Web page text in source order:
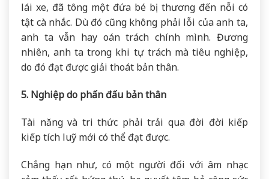
lái xe, đã tông một đứa bé bị thương đến nỗi có
tật cà nhắc. Dù đó cũng không phải lỗi của anh ta,
anh ta vẫn hay oán trách chính mình. Đương
nhiên, anh ta trong khi tự trách mà tiêu nghiệp,
do đó đạt được giải thoát bản thân.
5. Nghiệp do phấn đấu bản thân
Tài năng và tri thức phải trải qua đời đời kiếp
kiếp tích luỹ mới có thể đạt được.
Chẳng hạn như, có một người đối với âm nhạc